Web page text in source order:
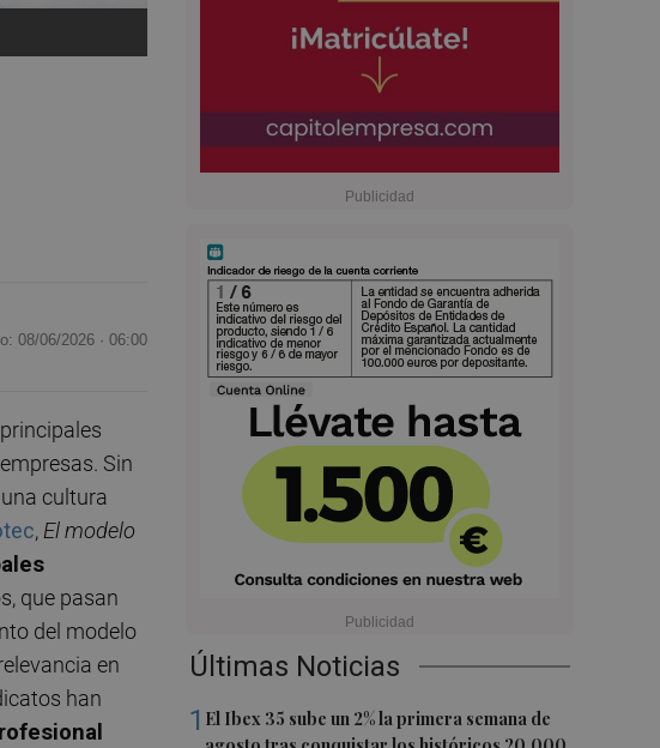
Últimas Noticias
1 El Ibex 35 sube un 2% la primera semana de
08/06/2026 · 06:00
Sin
cultura
, El modelo
que pasan
del modelo
en
han